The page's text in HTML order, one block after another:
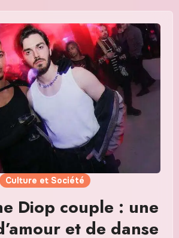
Culture et Société
Diop couple : une
et de danse